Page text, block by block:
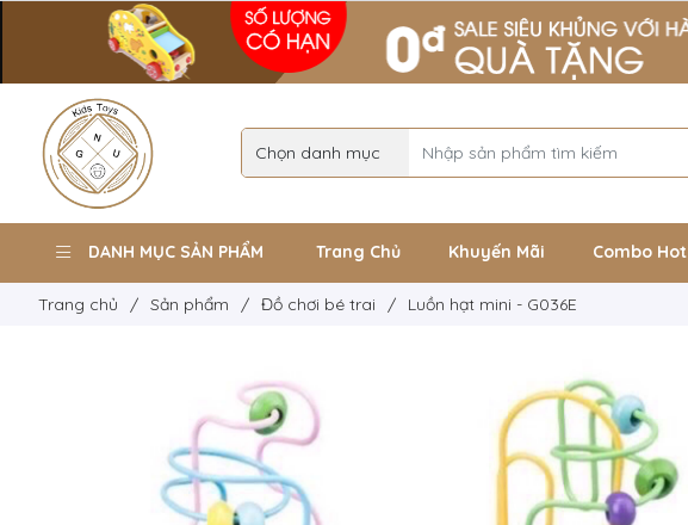
DANH MỤC SẢN PHẨM Trang Chủ Khuyến Mãi Combo Hot
Trang chủ / Sản phẩm / Đồ chơi bé trai / Luồn hạt mini - G036E